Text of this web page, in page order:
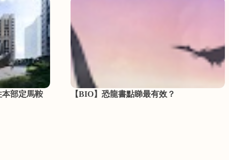
部定馬鞍
【BIO】恐龍書點睇最有效？